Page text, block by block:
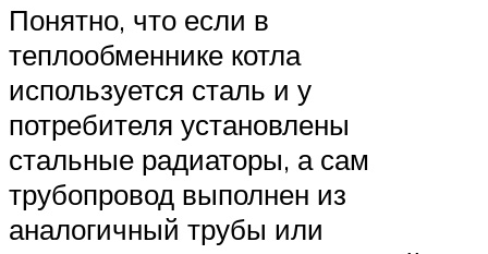
Понятно, что если в
теплообменнике котла
используется сталь и у
потребителя установлены
стальные радиаторы, а сам
трубопровод выполнен из
аналогичный трубы или